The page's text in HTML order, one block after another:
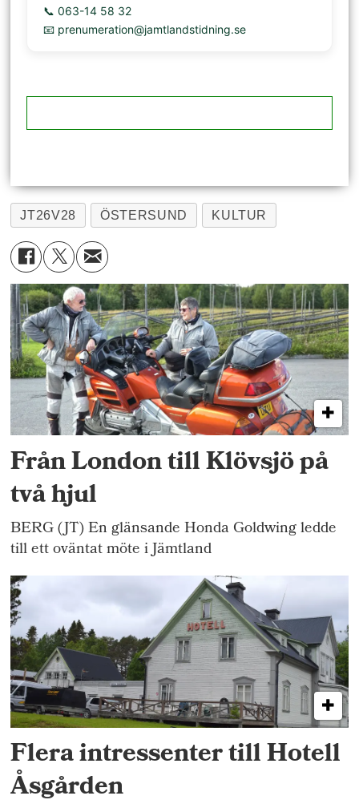
📞 063-14 58 32
📧 prenumeration@jamtlandstidning.se
JT26V28 ÖSTERSUND KULTUR
Från London till Klövsjö på
två hjul
BERG (JT) En glänsande Honda Goldwing ledde
till ett oväntat möte i Jämtland
Flera intressenter till Hotell
Åsgården